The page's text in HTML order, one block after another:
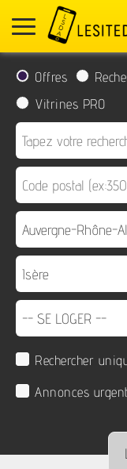
Offres
Vitrines PRO
Rechercher
Annonces